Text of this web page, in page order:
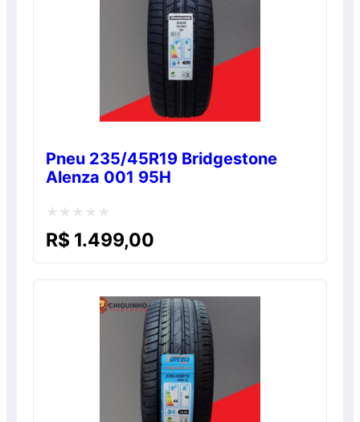
Pneu 235/45R19 Bridgestone
Alenza 001 95H
Avaliação
R$ 1.499,00